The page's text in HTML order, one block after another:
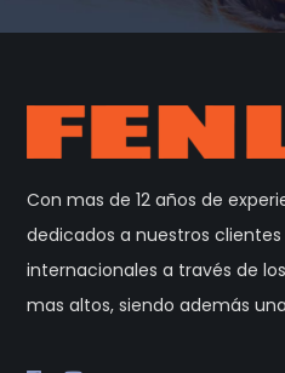
Con mas de 12 años de
dedicados a nuestros
internacionales a través de
mas altos, siendo además